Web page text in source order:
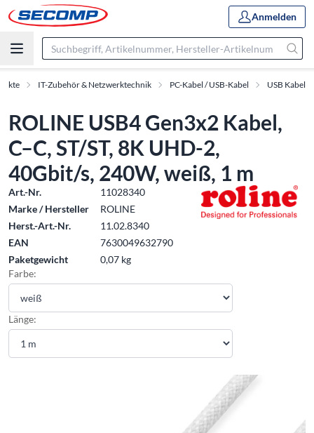
Anmelden
IT-Zubehör & Netzwerktechnik PC-Kabel / USB-Kabel USB Kabel
ROLINE USB4 Gen3x2 Kabel,
C–C, ST/ST, 8K UHD-2,
40Gbit/s, 240W, weiß, 1 m
Art.-Nr.
11028340
Marke / Hersteller
ROLINE
Herst.-Art.-Nr.
11.02.8340
EAN
7630049632790
Paketgewicht
0,07 kg
Farbe:
Länge: